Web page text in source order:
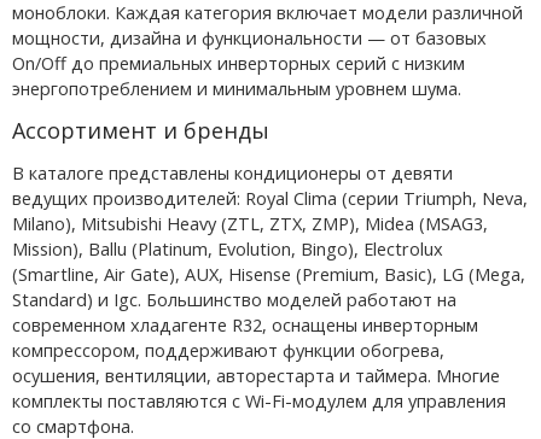
моноблоки. Каждая категория включает модели различной
мощности, дизайна и функциональности — от базовых
On/Off до премиальных инверторных серий с низким
энергопотреблением и минимальным уровнем шума.
Ассортимент и бренды
В каталоге представлены кондиционеры от девяти
ведущих производителей: Royal Clima (серии Triumph, Neva,
Milano), Mitsubishi Heavy (ZTL, ZTX, ZMP), Midea (MSAG3,
Mission), Ballu (Platinum, Evolution, Bingo), Electrolux
(Smartline, Air Gate), AUX, Hisense (Premium, Basic), LG (Mega,
Standard) и Igc. Большинство моделей работают на
современном хладагенте R32, оснащены инверторным
компрессором, поддерживают функции обогрева,
осушения, вентиляции, авторестарта и таймера. Многие
комплекты поставляются с Wi-Fi-модулем для управления
со смартфона.